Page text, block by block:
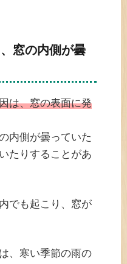
窓の内側が曇
は、窓の表面に発
内側が曇っていた
たりすることがあ
でも起こり、窓が
、寒い季節の雨の